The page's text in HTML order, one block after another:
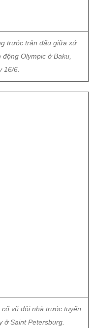
trước trận đấu giữa xứ
Olympic ở Baku,
16/6.
vũ đội nhà trước tuyển
ở Saint Petersburg.